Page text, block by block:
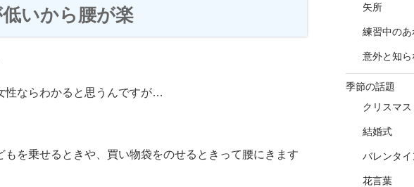
いから腰が楽
性ならわかると思うんですが…
もを乗せるときや、買い物袋をのせるときって腰にきます
矢所
練習中のあ
意外と知
季節の話題
クリスマス
結婚式
バレンタイ
花言葉